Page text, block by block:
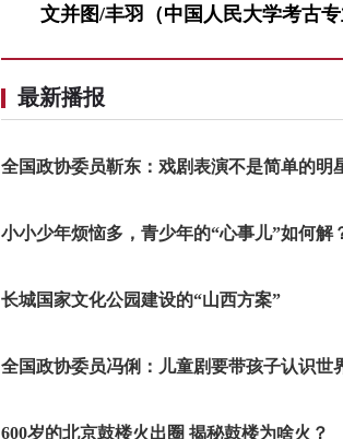
文并图/丰羽（中国人民大学考古专
最新播报
全国政协委员靳东：戏剧表演不是简单的明
小小少年烦恼多，青少年的“心事儿”如何解
长城国家文化公园建设的“山西方案”
全国政协委员冯俐：儿童剧要带孩子认识世
600岁的北京鼓楼火出圈 揭秘鼓楼为啥火？